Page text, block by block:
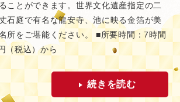
ことができます。世界文化遺産指定の二
石庭で有名な龍安寺、池に映る金箔が美
所をご堪能ください。 ■所要時間：7時間
（税込）から
続きを読む